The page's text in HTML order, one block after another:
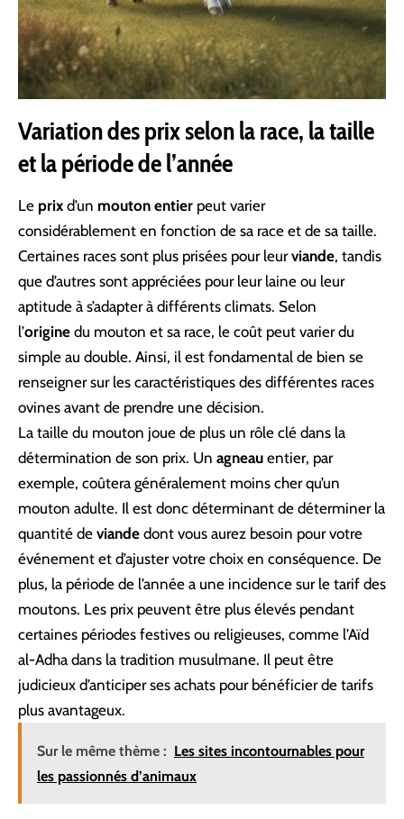
Variation des prix selon la race, la taille
et la période de l’année
Le prix d’un mouton entier peut varier
considérablement en fonction de sa race et de sa taille.
Certaines races sont plus prisées pour leurviande, tandis
que d’autres sont appréciées pour leur laine ou leur
aptitude à s’adapter à différents climats. Selon
l’origine du mouton et sa race, le coût peut varier du
simple au double. Ainsi, il est fondamental de bien se
renseigner sur les caractéristiques des différentes races
ovines avant de prendre une décision.
La taille du mouton joue de plus un rôle clé dans la
détermination de son prix. Un agneau entier, par
exemple, coûtera généralement moins cher qu’un
mouton adulte. Il est donc déterminant de déterminer la
quantité de viande dont vous aurez besoin pour votre
événement et d’ajuster votre choix en conséquence. De
plus, la période de l’année a une incidence sur le tarif des
moutons. Les prix peuvent être plus élevés pendant
certaines périodes festives ou religieuses, comme l’Aïd
al-Adha dans la tradition musulmane. Il peut être
judicieux d’anticiper ses achats pour bénéficier de tarifs
plus avantageux.
Sur le même thème : Les sites incontournables pour
les passionnés d’animaux